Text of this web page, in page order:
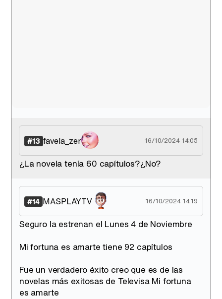
#13 favela_zer 16/10/2024 14:05
¿La novela tenía 60 capítulos?¿No?
#14 MASPLAYTV 16/10/2024 14:19
Seguro la estrenan el Lunes 4 de Noviembre
Mi fortuna es amarte tiene 92 capítulos
Fue un verdadero éxito creo que es de las
novelas más exitosas de Televisa Mi fortuna
es amarte